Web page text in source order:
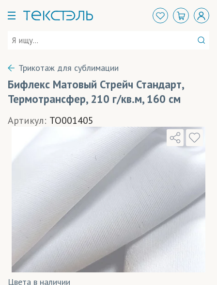
Трикотаж для сублимации
Бифлекс Матовый Стрейч Стандарт,
Термотрансфер, 210 г/кв.м, 160 см
Артикул: TO001405
Цвета в наличии